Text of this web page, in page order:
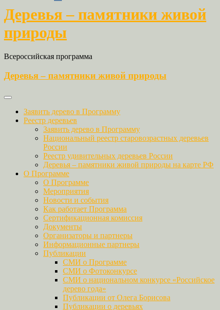
Деревья – памятники живой
природы
Всероссийская программа
Деревья – памятники живой природы
Заявить дерево в Программу
Реестр деревьев
Заявить дерево в Программу
Национальный реестр старовозрастных деревьев
России
Реестр удивительных деревьев России
Деревья – памятники живой природы на карте РФ
О Программе
О Программе
Мероприятия
Новости и события
Как работает Программа
Сертификационная комиссия
Документы
Организаторы и партнеры
Информационные партнеры
Публикации
СМИ о Программе
СМИ о Фотоконкурсе
СМИ о национальном конкурсе «Российское
дерево года»
Публикации от Олега Борисова
Публикации о деревьях